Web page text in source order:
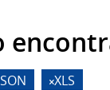
XLS